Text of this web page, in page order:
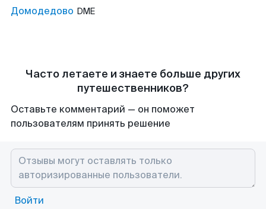
Домодедово DME
Часто летаете и знаете больше других
путешественников?
Оставьте комментарий — он поможет
пользователям принять решение
Войти